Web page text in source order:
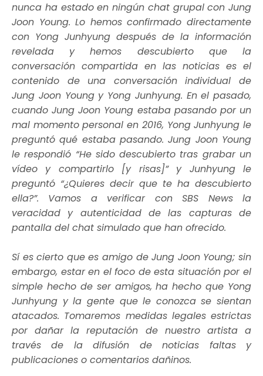
nunca ha estado en ningún chat grupal con Jung
Joon Young. Lo hemos confirmado directamente
con Yong Junhyung después de la información
revelada y hemos descubierto que la
conversación compartida en las noticias es el
contenido de una conversación individual de
Jung Joon Young y Yong Junhyung. En el pasado,
cuando Jung Joon Young estaba pasando por un
mal momento personal en 2016, Yong Junhyung le
preguntó qué estaba pasando. Jung Joon Young
le respondió “He sido descubierto tras grabar un
vídeo y compartirlo [y risas]” y Junhyung le
preguntó “¿Quieres decir que te ha descubierto
ella?”. Vamos a verificar con SBS News la
veracidad y autenticidad de las capturas de
pantalla del chat simulado que han ofrecido.
Sí es cierto que es amigo de Jung Joon Young; sin
embargo, estar en el foco de esta situación por el
simple hecho de ser amigos, ha hecho que Yong
Junhyung y la gente que le conozca se sientan
atacados. Tomaremos medidas legales estrictas
por dañar la reputación de nuestro artista a
través de la difusión de noticias faltas y
publicaciones o comentarios dañinos.